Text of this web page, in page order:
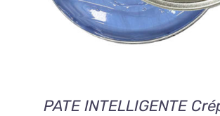
PATE INTELLIGENTE